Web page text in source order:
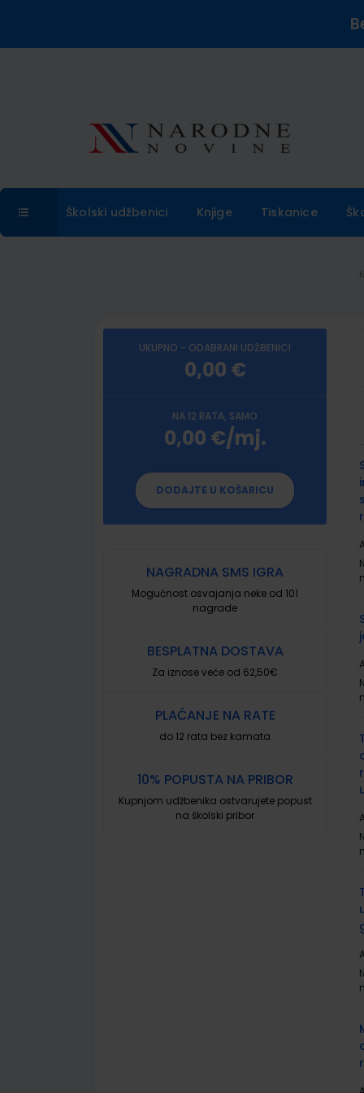
Školski udžbenici Knjige Tiskanice
UKUPNO - ODABRANI UDŽBENICI
0,00 €
NA 12 RATA, SAMO
0,00 €/mj.
DODAJTE U KOŠARICU
NAGRADNA SMS IGRA
Mogućnost osvajanja neke od 101
nagrade
BESPLATNA DOSTAVA
Za iznose veće od 62,50€
PLAĆANJE NA RATE
do 12 rata bez kamata
10% POPUSTA NA PRIBOR
Kupnjom udžbenika ostvarujete popust
na školski pribor